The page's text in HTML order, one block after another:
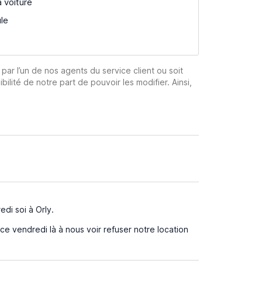
l’un de nos agents du service client ou soit
de notre part de pouvoir les modifier. Ainsi,
soi à Orly.
vendredi là à nous voir refuser notre location